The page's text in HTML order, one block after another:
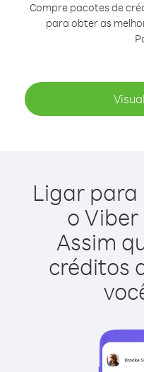
Compre pacotes de
para obter as
Ligar para
o
Assim
créditos